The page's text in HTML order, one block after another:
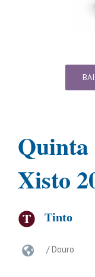
Xisto
Tinto
/ Douro